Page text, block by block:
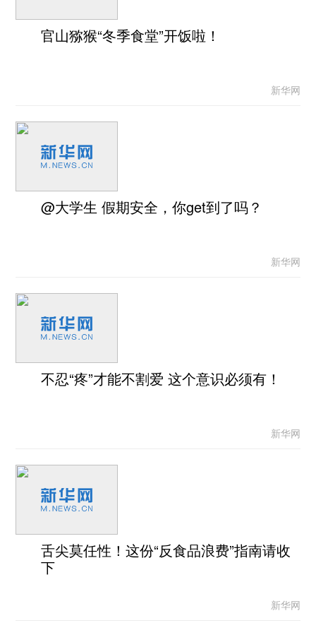
官山猕猴“冬季食堂”开饭啦！
新华网
@大学生 假期安全，你get到了吗？
新华网
不忍“疼”才能不割爱 这个意识必须有！
新华网
舌尖莫任性！这份“反食品浪费”指南请收
下
新华网